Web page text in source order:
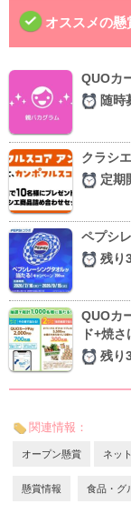
オススメの懸
QUOカ
随時
クラシ
定期
ペプシ
残り
QUOカ
ド+焼
残り
関連情報：
オープン懸賞 ネッ
懸賞情報 食品・グ